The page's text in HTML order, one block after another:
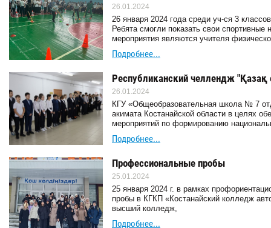
26.01.2024
26 января 2024 года среди уч-ся 3
Ребята смогли показать свои
мероприятия являются учителя
Подробнее...
Республиканский челлендж "Қазақ
26.01.2024
КГУ «Общеобразовательная школа № 7
акимата Костанайской области в целях
мероприятий по формированию
Подробнее...
Профессиональные пробы
25.01.2024
25 января 2024 г. в рамках
пробы в КГКП «Костанайский колледж
высший колледж,
Подробнее...